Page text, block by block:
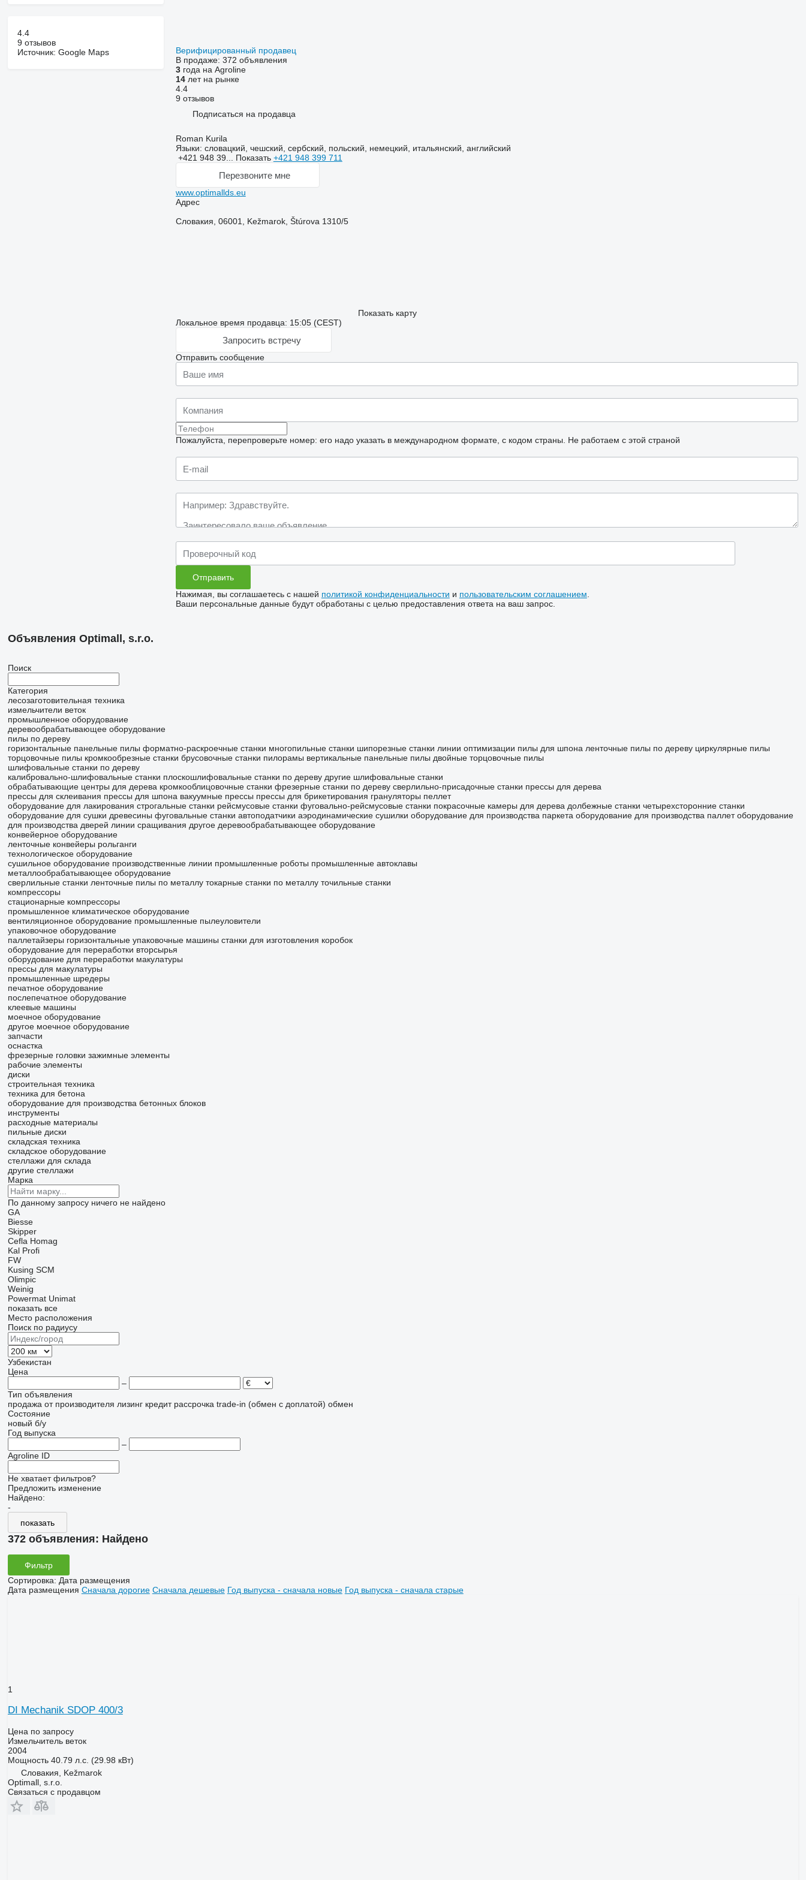
4.4
9 отзывов
Источник: Google Maps
Верифицированный продавец
В продаже: 372 объявления
3года на Agroline
14лет на рынке
4.4
9 отзывов
Подписаться на продавца
Roman Kurila
Языки: словацкий, чешский, сербский, польский, немецкий, итальянский, английский
+421 948 39... Показать +421 948 399 711
Перезвоните мне
www.optimallds.eu
Адрес
Словакия, 06001, Kežmarok, Štúrova 1310/5
Показать карту
Локальное время продавца: 15:05 (CEST)
Запросить встречу
Отправить сообщение
Пожалуйста, перепроверьте номер: его надо указать в международном формате, с кодом страны. Не работаем с этой страной
Нажимая, вы соглашаетесь с нашей политикой конфиденциальности и пользовательским соглашением
Ваши персональные данные будут обработаны с целью предоставления ответа на ваш запрос.
Объявления Optimall, s.r.o.
Поиск
Категория
лесозаготовительная техника
измельчители веток
промышленное оборудование
деревообрабатывающее оборудование
пилы по дереву
горизонтальные панельные пилы форматно-раскроечные станки многопильные станки шипорезные станки линии оптимизации пилы для шпона ленточные пилы по дереву циркулярные пилы
торцовочные пилы кромкообрезные станки брусовочные станки пилорамы вертикальные панельные пилы двойные торцовочные пилы
шлифовальные станки по дереву
калибровально-шлифовальные станки плоскошлифовальные станки по дереву другие шлифовальные станки
обрабатывающие центры для дерева кромкооблицовочные станки фрезерные станки по дереву сверлильно-присадочные станки прессы для дерева
прессы для склеивания прессы для шпона вакуумные прессы прессы для брикетирования грануляторы пеллет
оборудование для лакирования строгальные станки рейсмусовые станки фуговально-рейсмусовые станки покрасочные камеры для дерева долбежные станки четырехсторонние станки
оборудование для сушки древесины фуговальные станки автоподатчики аэродинамические сушилки оборудование для производства паркета оборудование для производства паллет оборудование
для производства дверей линии сращивания другое деревообрабатывающее оборудование
конвейерное оборудование
ленточные конвейеры рольганги
технологическое оборудование
сушильное оборудование производственные линии промышленные роботы промышленные автоклавы
металлообрабатывающее оборудование
сверлильные станки ленточные пилы по металлу токарные станки по металлу точильные станки
компрессоры
стационарные компрессоры
промышленное климатическое оборудование
вентиляционное оборудование промышленные пылеуловители
упаковочное оборудование
паллетайзеры горизонтальные упаковочные машины станки для изготовления коробок
оборудование для переработки вторсырья
оборудование для переработки макулатуры
прессы для макулатуры
промышленные шредеры
печатное оборудование
послепечатное оборудование
клеевые машины
моечное оборудование
другое моечное оборудование
запчасти
оснастка
фрезерные головки зажимные элементы
рабочие элементы
диски
строительная техника
техника для бетона
оборудование для производства бетонных блоков
инструменты
расходные материалы
пильные диски
складская техника
складское оборудование
стеллажи для склада
другие стеллажи
Марка
По данному запросу ничего не найдено
GA
Biesse
Skipper
Cefla Homag
Kal Profi
FW
Kusing SCM
Olimpic
Weinig
Powermat Unimat
показать все
Место расположения
Поиск по радиусу
Узбекистан
Цена
–
Тип объявления
продажа от производителя лизинг кредит рассрочка trade-in (обмен с доплатой) обмен
Состояние
новый б/у
Год выпуска
–
Agroline ID
Не хватает фильтров?
Предложить изменение
Найдено:
-
показать
372 объявления: Найдено
Фильтр
Сортировка: Дата размещения
Дата размещения Сначала дорогие Сначала дешевые Год выпуска - сначала новые Год выпуска - сначала старые
1
DI Mechanik SDOP 400/3
Цена по запросу
Измельчитель веток
2004
Мощность 40.79 л.с. (29.98 кВт)
Словакия, Kežmarok
Optimall, s.r.o.
Связаться с продавцом